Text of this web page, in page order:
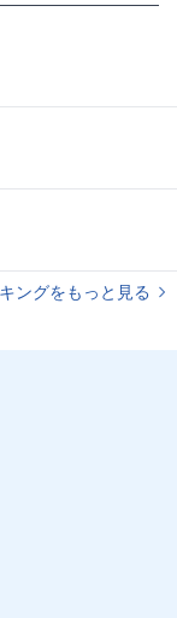
ングをもっと見る